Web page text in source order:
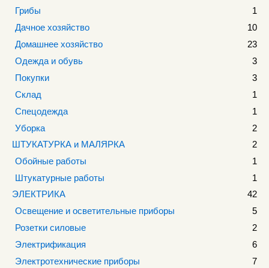
Грибы
1
Дачное хозяйство
10
Домашнее хозяйство
23
Одежда и обувь
3
Покупки
3
Склад
1
Спецодежда
1
Уборка
2
ШТУКАТУРКА и МАЛЯРКА
2
Обойные работы
1
Штукатурные работы
1
ЭЛЕКТРИКА
42
Освещение и осветительные приборы
5
Розетки силовые
2
Электрификация
6
Электротехнические приборы
7